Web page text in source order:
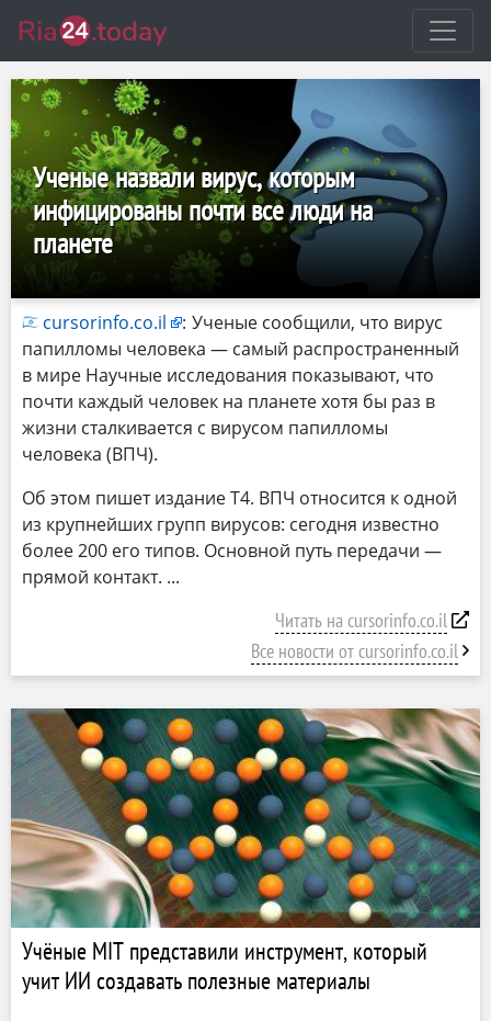
Ученые назвали вирус, которым
инфицированы почти все люди на
планете
cursorinfo.co.il : Ученые сообщили, что вирус
папилломы человека — самый распространенный
в мире Научные исследования показывают, что
почти каждый человек на планете хотя бы раз в
жизни сталкивается с вирусом папилломы
человека (ВПЧ).
Об этом пишет издание T4. ВПЧ относится к одной
из крупнейших групп вирусов: сегодня известно
более 200 его типов. Основной путь передачи —
прямой контакт.
Читать на cursorinfo.co.il
Все новости от cursorinfo.co.il
Учёные MIT представили инструмент, который
учит ИИ создавать полезные материалы